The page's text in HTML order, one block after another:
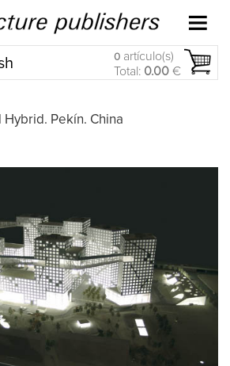
0 artículo(s)
Total: 0.00 €
Pekín. China